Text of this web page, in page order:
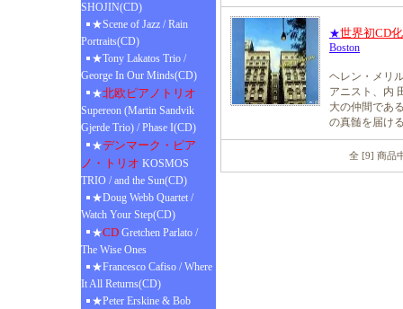
SHOJIN(CD)
★Scene of Jazz / Rain
Portraits(CD)
★Tony Lakatos Trio /
George In Our Minds(CD)
★北欧ピアノトリオ
Supereon (Martin Sandvik
Gjerde Trio) / Phase I(CD)
★デンマーク・ピア
ノ・トリオ KOSMOS
TRIO / and the Sun(CD)
★Doug Webb Quartet /
Watch Your Step(CD)
★CD Gretchen Parlato /
The Wise Ones
★Francesco Cafiso / Where
It All Returns(CD)
★Peter Erskine & Bob
★世界初CD
Boston
ヘレン・メリ
アニスト、内
大の仲間であ
の真髄を届け
全 [9] 商品